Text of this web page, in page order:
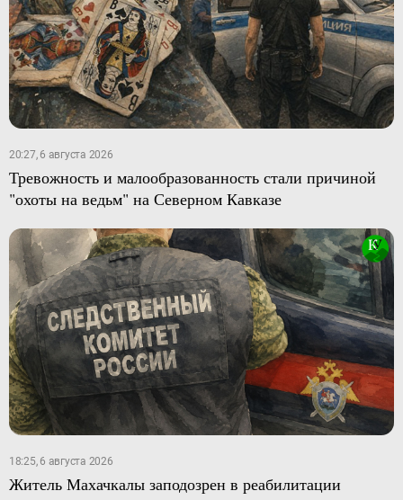
20:27, 6 августа 2026
Тревожность и малообразованность стали причиной
"охоты на ведьм" на Северном Кавказе
18:25, 6 августа 2026
Житель Махачкалы заподозрен в реабилитации